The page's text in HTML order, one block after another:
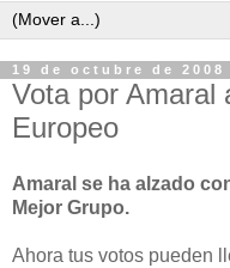
19 de octubre de 2008
Vota por Amaral
Europeo
Amaral se ha alzado
Mejor Grupo.
Ahora tus votos pueden